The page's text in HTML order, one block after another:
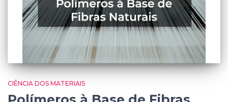
CIÊNCIA DOS MATERIAIS